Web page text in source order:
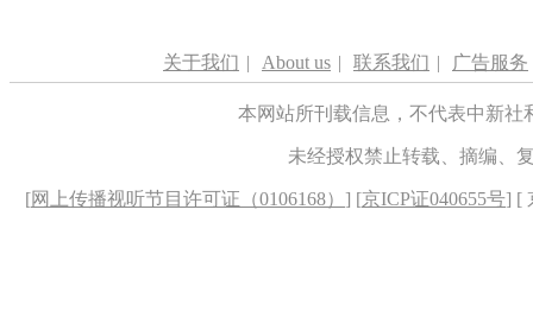
关于我们 | About us | 联系我们 | 广告服务
本网站所刊载信息，不代表中新
未经授权禁止转载、摘编、
[网上传播视听节目许可证（0106168） ] [京ICP证040655号] [